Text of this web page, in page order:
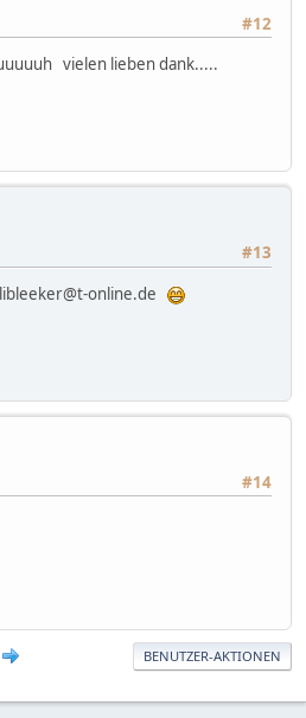
#12
vielen lieben dank.....
#13
online.de
#14
BENUTZER-AKTIONEN